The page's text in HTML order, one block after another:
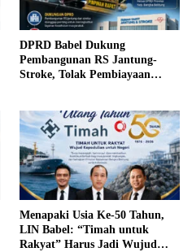
DPRD Babel Dukung
Pembangunan RS Jantung-
Stroke, Tolak Pembiayaan
Menapaki Usia Ke-50 Tahun,
LIN Babel: “Timah untuk
Rakyat” Harus Jadi Wujud